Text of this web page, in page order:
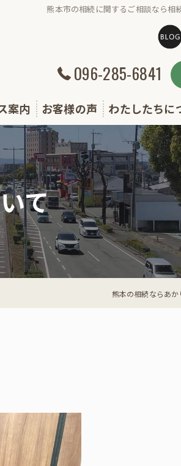
熊本市の相続に関するご相談なら相
096-285-6841
案内
生した方
をしたい方
お客様の声 わたしたちに
選ばれる理由
よくある質問
無料セ
て
熊本の相続ならあか